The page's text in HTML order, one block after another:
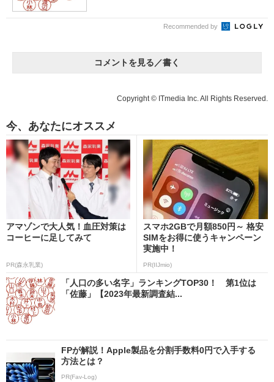
Recommended by
コメントを見る／書く
Copyright © ITmedia Inc. All Rights Reserved.
今、あなたにオススメ
アマゾンで大人気！血圧対策は
コーヒーに足してみて
PR(森永乳業)
スマホ2GBで月額850円～ 格安
SIMをお得に使うキャンペーン
実施中！
PR(IIJmio)
「人口の多い名字」ランキングTOP30！ 第1位は
「佐藤」【2023年最新調査結...
FPが解説！Apple製品を分割手数料0円で入手する
方法とは？
PR(Fav-Log)